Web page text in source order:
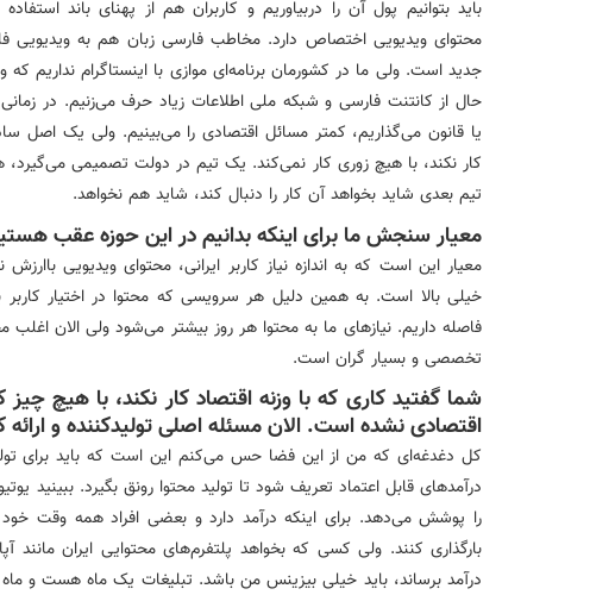
محتوای ویدیویی اختصاص دارد. مخاطب فارسی زبان هم به ویدیویی
جدید است. ولی ما در کشورمان برنامه‌ای موازی با اینستاگرام نداریم که
حال از کانتنت فارسی و شبکه ملی اطلاعات زیاد حرف می‌زنیم. در
یا قانون می‌گذاریم، کمتر مسائل اقتصادی را می‌بینیم. ولی یک اصل
کار نکند، با هیچ زوری کار نمی‌کند. یک تیم در دولت تصمیمی
تیم بعدی شاید بخواهد آن کار را دنبال کند، شاید هم نخواهد.
معیار سنجش ما برای اینکه بدانیم در این حوزه عقب
معیار این است که به اندازه نیاز کاربر ایرانی، محتوای ویدیویی
خیلی بالا است. به همین دلیل هر سرویسی که محتوا در اختیار
فاصله داریم. نیازهای ما به محتوا هر روز بیشتر می‌شود ولی الان اغلب
تخصصی و بسیار گران است.
شما گفتید کاری که با وزنه اقتصاد کار نکند، با هیچ
اقتصادی نشده است. الان مسئله اصلی تولیدکننده و
کل دغدغه‌ای که من از این فضا حس می‌کنم این است که باید برای
درآمدهای قابل اعتماد تعریف شود تا تولید محتوا رونق بگیرد. ببینید
را پوشش می‌دهد. برای اینکه درآمد دارد و بعضی افراد همه وقت خود
بارگذاری کنند. ولی کسی که بخواهد پلتفرم‌های محتوایی ایران مانند
درآمد برساند، باید خیلی بیزینس من باشد. تبلیغات یک ماه هست و